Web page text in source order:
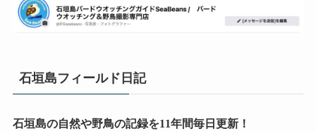
石垣島フィールド日記
石垣島の自然や野鳥の記録を11年間毎日更新！